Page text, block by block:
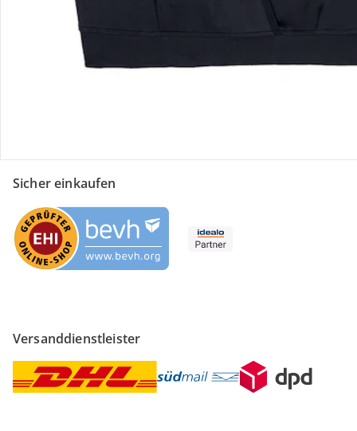
Unternehmen
Sicher einkaufen
Versanddienstleister